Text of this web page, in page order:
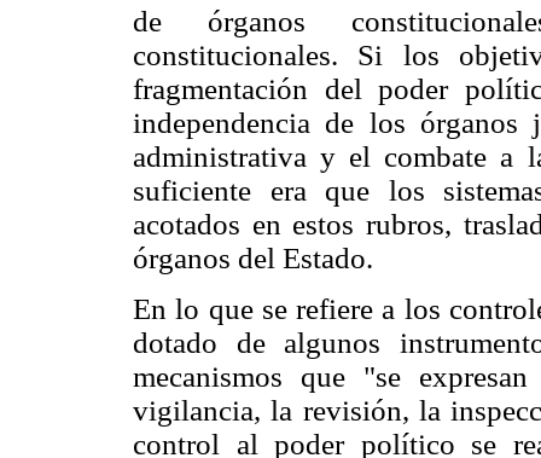
de órganos
constitucionales. Si los
fragmentación del poder
independencia de los órganos
administrativa y el combate a
suficiente era que los
acotados en estos rubros,
órganos del Estado.
En lo que se refiere a los
dotado de algunos
mecanismos que "se
vigilancia, la revisión, la
control al poder político se